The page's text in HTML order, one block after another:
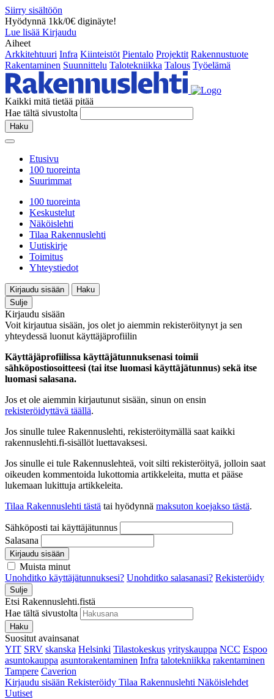
Siirry sisältöön
Hyödynnä 1kk/0€ diginäyte!
Lue lisää Kirjaudu
Aiheet
Arkkitehtuuri Infra Kiinteistöt Pientalo Projektit Rakennustuote
Rakentaminen Suunnittelu Talotekniikka Talous Työelämä
Kaikki mitä tietää pitää
Hae tältä sivustolta
Haku
Etusivu
100 tuoreinta
Suurimmat
100 tuoreinta
Keskustelut
Näköislehti
Tilaa Rakennuslehti
Uutiskirje
Toimitus
Yhteystiedot
Kirjaudu sisään
Haku
Sulje
Kirjaudu sisään
Voit kirjautua sisään, jos olet jo aiemmin rekisteröitynyt ja sen
yhteydessä luonut käyttäjäprofiilin
Käyttäjäprofiilissa käyttäjätunnuksenasi toimii
sähköpostiosoitteesi (tai itse luomasi käyttäjätunnus) sekä itse
luomasi salasana.
Jos et ole aiemmin kirjautunut sisään, sinun on ensin
rekisteröidyttävä täällä.
Jos sinulle tulee Rakennuslehti, rekisteröitymällä saat kaikki
rakennuslehti.fi-sisällöt luettavaksesi.
Jos sinulle ei tule Rakennuslehteä, voit silti rekisteröityä, jolloin saat
oikeuden kommentoida lukottomia artikkeleita, mutta et pääse
lukemaan lukittuja artikkeleita.
Tilaa Rakennuslehti tästä tai hyödynnä maksuton koejakso tästä.
Sähköposti tai käyttäjätunnus
Salasana
Kirjaudu sisään
Muista minut
Unohditko käyttäjätunnuksesi? Unohditko salasanasi? Rekisteröidy
Sulje
Etsi Rakennuslehti.fistä
Hae tältä sivustolta
Haku
Suositut avainsanat
YIT SRV skanska Helsinki Tilastokeskus yrityskauppa NCC Espoo
asuntokauppa asuntorakentaminen Infra talotekniikka rakentaminen
Tampere Caverion
Kirjaudu sisään Rekisteröidy Tilaa Rakennuslehti Näköislehdet
Uutiset